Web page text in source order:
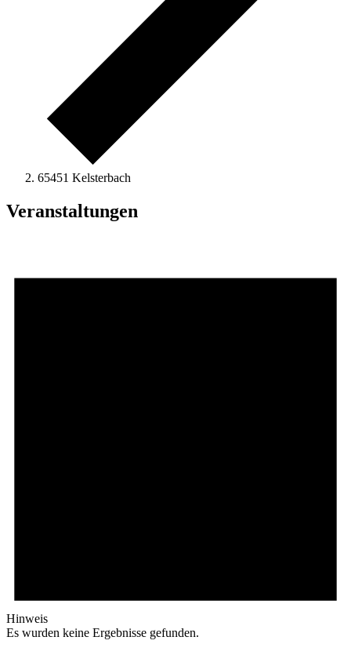
65451 Kelsterbach
Veranstaltungen
Hinweis
Es wurden keine Ergebnisse gefunden.